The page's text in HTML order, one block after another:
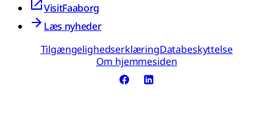
VisitFaaborg
Læs nyheder
TilgængelighedserklæringDatabeskyttelse
Om hjemmesiden